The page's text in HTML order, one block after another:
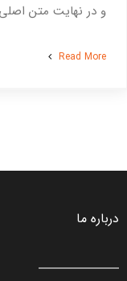
و در نهایت متن اصلی
Read More
درباره ما